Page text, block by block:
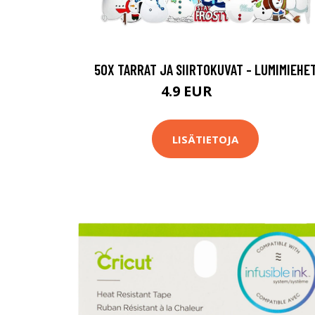
50X TARRAT JA SIIRTOKUVAT -
4.9 EUR
LISÄTIETOJA